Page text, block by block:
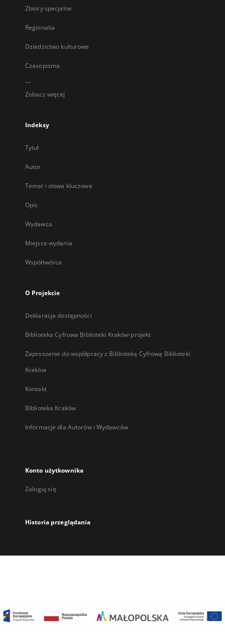
Zbiory specjalne
Regionalia
Dziedzictwo kulturowe
Czasopisma
...
Zobacz więcej
Indeksy
Tytuł
Autor
Temat i słowa kluczowe
Opis
Wydawca
Miejsce wydania
Współtwórca
O Projekcie
Deklaracja dostępności
Biblioteka Cyfrowa Biblioteki Kraków-projekt
Zaproszenie do współpracy z Biblioteką Cyfrową Biblioteki
Kraków
Kontakt
Biblioteka Kraków
Informacje dla Autorów i Wydawców
Konto użytkownika
Zaloguj się
Historia przeglądania